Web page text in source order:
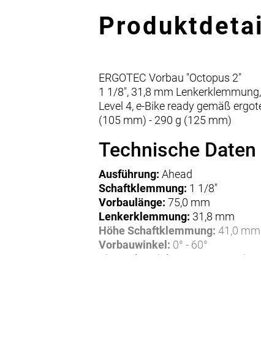
ERGOTEC Vorbau "Octopus 2"
1 1/8", 31,8 mm
Level 4, e-Bike ready gemäß
(105 mm) - 290 g (125 mm)
Technische Daten
Ausführung: Ahead
Schaftklemmung: 1 1/8"
Vorbaulänge: 75,0 mm
Lenkerklemmung: 31,8 mm
Höhe Schaftklemmung: 41,0 mm
Vorbauwinkel: 0° - 60°
Einsatzbereich:
MTB, Rennrad